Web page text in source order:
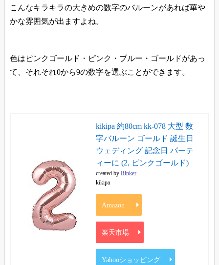
こんなキラキラの大きめの数字のバルーンがあれば華や
かな雰囲気が出ますよね。
色はピンクゴールド・ピンク・ブルー・ゴールドがあっ
て、それそれ0から9の数字を選ぶことができます。
kikipa 約80cm kk-078 大型 数
字バルーン ゴールド 誕生日
ウェディング 記念日 パーテ
ィーに (2, ピンクゴールド)
created by Rinker
kikipa
Amazon
楽天市場
Yahooショッピング